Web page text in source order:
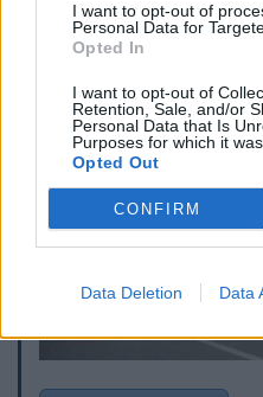
I want to opt-out of
Personal Data for
Opted In
I want to opt-out of
Retention, Sale, and/or
Personal Data that Is
Purposes for which it
Opted Out
CONFIRM
Data Deletion Data